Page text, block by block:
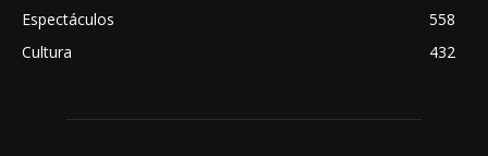
Espectáculos
558
Cultura
432